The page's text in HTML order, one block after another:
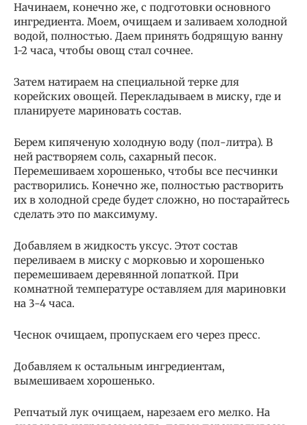
Начинаем, конечно же, с подготовки основного
ингредиента. Моем, очищаем и заливаем холодной
водой, полностью. Даем принять бодрящую ванну
1-2 часа, чтобы овощ стал сочнее.
Затем натираем на специальной терке для
корейских овощей. Перекладываем в миску, где и
планируете мариновать состав.
Берем кипяченую холодную воду (пол-литра). В
ней растворяем соль, сахарный песок.
Перемешиваем хорошенько, чтобы все песчинки
растворились. Конечно же, полностью растворить
их в холодной среде будет сложно, но постарайтесь
сделать это по максимуму.
Добавляем в жидкость уксус. Этот состав
переливаем в миску с морковью и хорошенько
перемешиваем деревянной лопаткой. При
комнатной температуре оставляем для мариновки
на 3-4 часа.
Чеснок очищаем, пропускаем его через пресс.
Добавляем к остальным ингредиентам,
вымешиваем хорошенько.
Репчатый лук очищаем, нарезаем его мелко. На